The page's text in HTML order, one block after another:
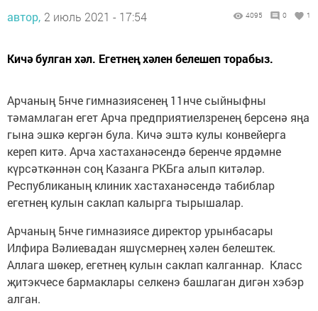
автор, 2 июль 2021 - 17:54 4095 0 1
Кичә булган хәл. Егетнең хәлен белешеп торабыз.
Арчаның 5нче гимназиясенең 11нче сыйныфны
тәмамлаган егет Арча предприятиелзренең берсенә яңа
гына эшкә кергән була. Кичә эштә кулы конвейерга
кереп китә. Арча хастаханәсендә беренче ярдәмне
күрсәткәннән соң Казанга РКБга алып китәләр.
Республиканың клиник хастаханәсендә табиблар
егетнең кулын саклап калырга тырышалар.
Арчаның 5нче гимназиясе директор урынбасары
Илфира Вәлиевадан яшүсмернең хәлен белештек.
Аллага шөкер, егетнең кулын саклап калганнар. Класс
җитэкчесе бармаклары селкенэ башлаган дигән хэбэр
алган.